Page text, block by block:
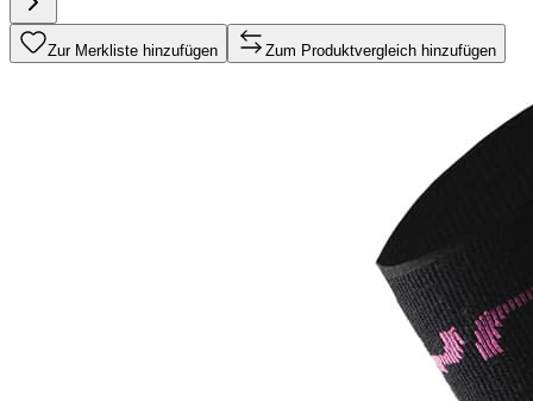
Zur Merkliste hinzufügen Zum Produktvergleich hinzufügen